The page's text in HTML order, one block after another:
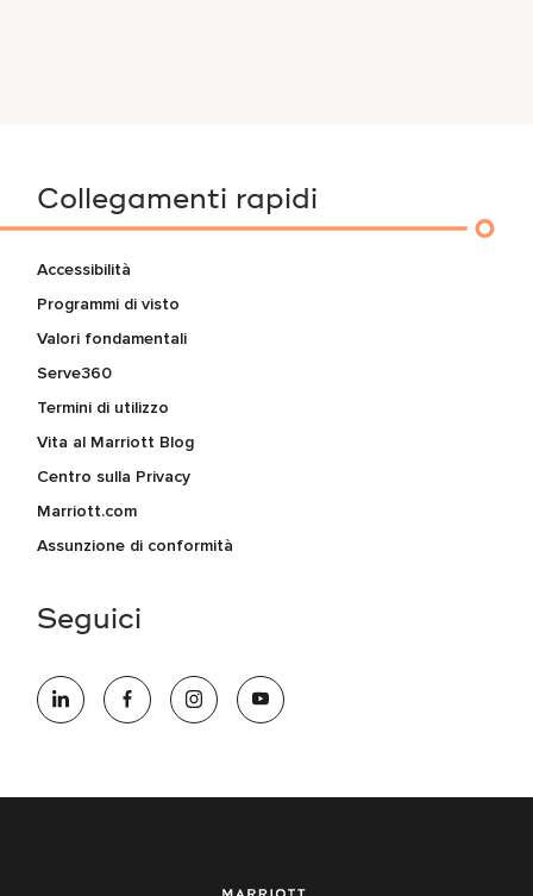
Collegamenti rapidi
Accessibilità
Programmi di visto
Valori fondamentali
Serve360
Termini di utilizzo
Vita al Marriott Blog
Centro sulla Privacy
Marriott.com
Assunzione di conformità
Seguici